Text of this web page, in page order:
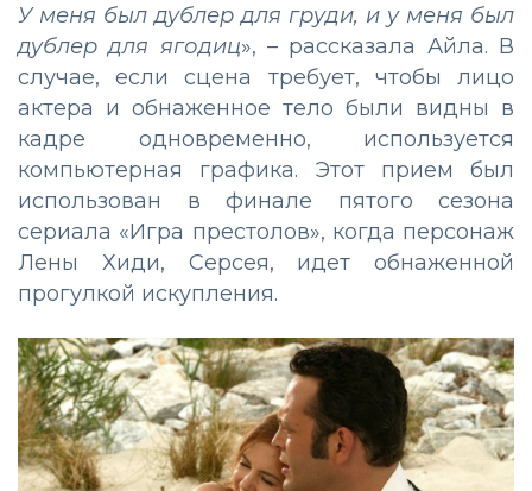
У меня был дублер для груди, и у меня был
дублер для ягодиц», – рассказала Айла. В
случае, если сцена требует, чтобы лицо
актера и обнаженное тело были видны в
кадре одновременно, используется
компьютерная графика. Этот прием был
использован в финале пятого сезона
сериала «Игра престолов», когда персонаж
Лены Хиди, Серсея, идет обнаженной
прогулкой искупления.